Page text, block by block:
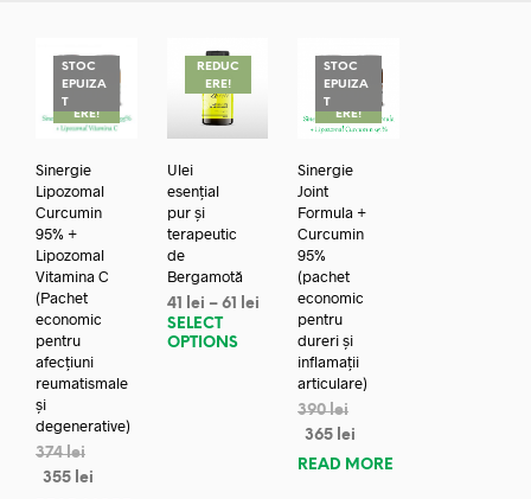
STOC
EPUIZA
TREDUC
ERE!
Sinergie
Lipozomal
Curcumin
95% +
Lipozomal
Vitamina C
(Pachet
economic
pentru
afecțiuni
reumatismale
și
degenerative)
374lei
355 lei
REDUC
ERE!
Ulei
esențial
pur și
terapeutic
de
Bergamotă
41 lei – 61
lei
SELECT
OPTIONS
STOC
EPUIZA
TREDUC
ERE!
Sinergie
Joint
Formula +
Curcumin
95%
(pachet
economic
pentru
dureri și
inflamații
articulare)
390lei
365 lei
READ MORE